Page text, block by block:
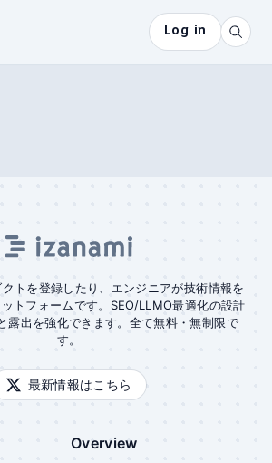
Log in
トを登録したり、エンジニアが技術情報を
トフォームです。SEO/LLMO最適化の設計
露出を強化できます。全て無料・無制限で
す。
最新情報はこちら
Overview